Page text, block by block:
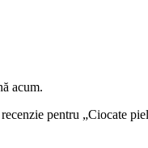
acum.
pentru „Ciocate